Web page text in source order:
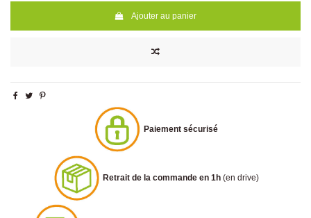
Ajouter au panier
Paiement sécurisé
Retrait de la commande en 1h (en drive)